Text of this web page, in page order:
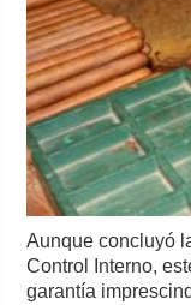
Aunque concluyó
Control Interno,
garantía